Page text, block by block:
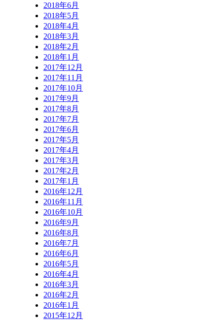
2018年6月
2018年5月
2018年4月
2018年3月
2018年2月
2018年1月
2017年12月
2017年11月
2017年10月
2017年9月
2017年8月
2017年7月
2017年6月
2017年5月
2017年4月
2017年3月
2017年2月
2017年1月
2016年12月
2016年11月
2016年10月
2016年9月
2016年8月
2016年7月
2016年6月
2016年5月
2016年4月
2016年3月
2016年2月
2016年1月
2015年12月